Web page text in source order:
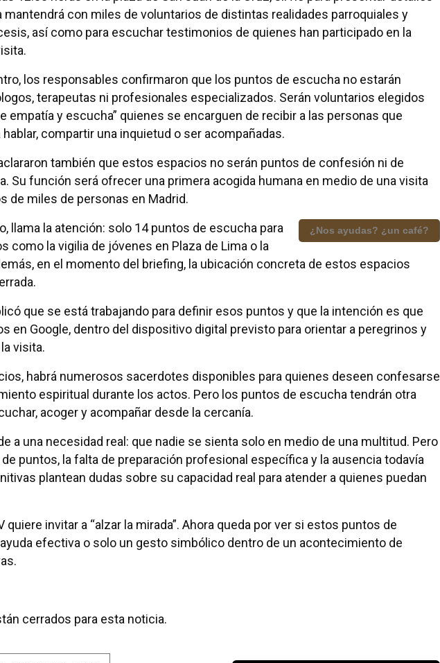
mantendrá con miles de voluntarios de distintas realidades parroquiales y
así como para escuchar testimonios de quienes han participado en la
los responsables confirmaron que los puntos de escucha no estarán
terapeutas ni profesionales especializados. Serán voluntarios elegidos
empatía y escucha” quienes se encarguen de recibir a las personas que
compartir una inquietud o ser acompañadas.
también que estos espacios no serán puntos de confesión ni de
Su función será ofrecer una primera acogida humana en medio de una visita
de miles de personas en Madrid.
¿Nos ayudas? ¿un café?
llama la atención: solo 14 puntos de escucha para
como la vigilia de jóvenes en Plaza de Lima o la
en el momento del briefing, la ubicación concreta de estos espacios
que se está trabajando para definir esos puntos y que la intención es que
en Google, dentro del dispositivo digital previsto para orientar a peregrinos y
visita.
habrá numerosos sacerdotes disponibles para quienes deseen confesarse
espiritual durante los actos. Pero los puntos de escucha tendrán otra
acoger y acompañar desde la cercanía.
a una necesidad real: que nadie se sienta solo en medio de una multitud. Pero
puntos, la falta de preparación profesional específica y la ausencia todavía
plantean dudas sobre su capacidad real para atender a quienes puedan
quiere invitar a “alzar la mirada”. Ahora queda por ver si estos puntos de
efectiva o solo un gesto simbólico dentro de un acontecimiento de
cerrados para esta noticia.